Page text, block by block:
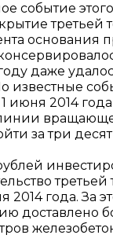
событие
третьей
даже
известные
июня 2014
за три
2014 года. За
доставлено